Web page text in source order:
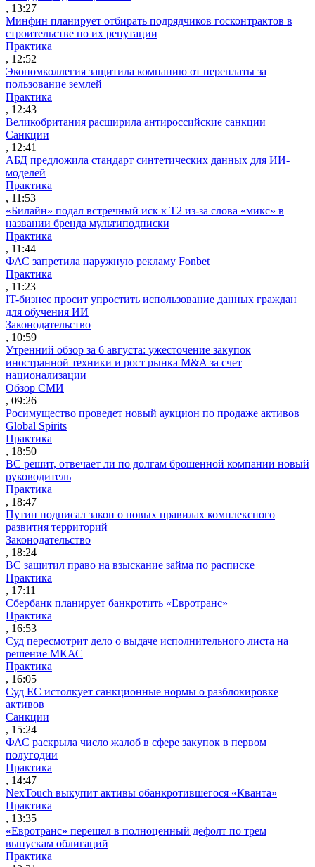
, 13:27
Минфин планирует отбирать подрядчиков госконтрактов в
строительстве по их репутации
Практика
, 12:52
Экономколлегия защитила компанию от переплаты за
пользование землей
Практика
, 12:43
Великобритания расширила антироссийские санкции
Санкции
, 12:41
АБД предложила стандарт синтетических данных для ИИ-
моделей
Практика
, 11:53
«Билайн» подал встречный иск к Т2 из-за слова «микс» в
названии бренда мультиподписки
Практика
, 11:44
ФАС запретила наружную рекламу Fonbet
Практика
, 11:23
IT-бизнес просит упростить использование данных граждан
для обучения ИИ
Законодательство
, 10:59
Утренний обзор за 6 августа: ужесточение закупок
иностранной техники и рост рынка M&A за счет
национализации
Обзор СМИ
, 09:26
Росимущество проведет новый аукцион по продаже активов
Global Spirits
Практика
, 18:50
ВС решит, отвечает ли по долгам брошенной компании новый
руководитель
Практика
, 18:47
Путин подписал закон о новых правилах комплексного
развития территорий
Законодательство
, 18:24
ВС защитил право на взыскание займа по расписке
Практика
, 17:11
Сбербанк планирует банкротить «Евротранс»
Практика
, 16:53
Суд пересмотрит дело о выдаче исполнительного листа на
решение МКАС
Практика
, 16:05
Суд ЕС истолкует санкционные нормы о разблокировке
активов
Санкции
, 15:24
ФАС раскрыла число жалоб в сфере закупок в первом
полугодии
Практика
, 14:47
NexTouch выкупит активы обанкротившегося «Кванта»
Практика
, 13:35
«Евротранс» перешел в полноценный дефолт по трем
выпускам облигаций
Практика